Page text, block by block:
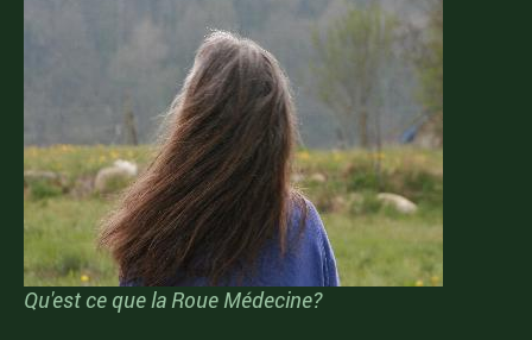
Qu'est ce que la Roue Médecine?